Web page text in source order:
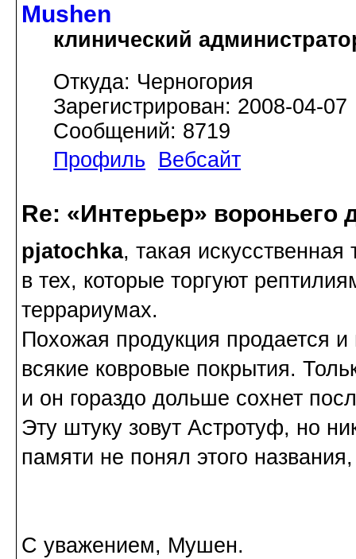
Mushen
клинический
Откуда: Черногория
Зарегистрирован: 2008-04-07
Сообщений: 8719
Профиль
Вебсайт
Re: «Интерьер» вороньего
pjatochka, такая
в тех, которые торгуют
террариумах.
Похожая продукция продается
всякие ковровые покрытия.
и он гораздо дольше сохнет
Эту штуку зовут Астротуф, но
памяти не понял этого
С уважением, Мушен.